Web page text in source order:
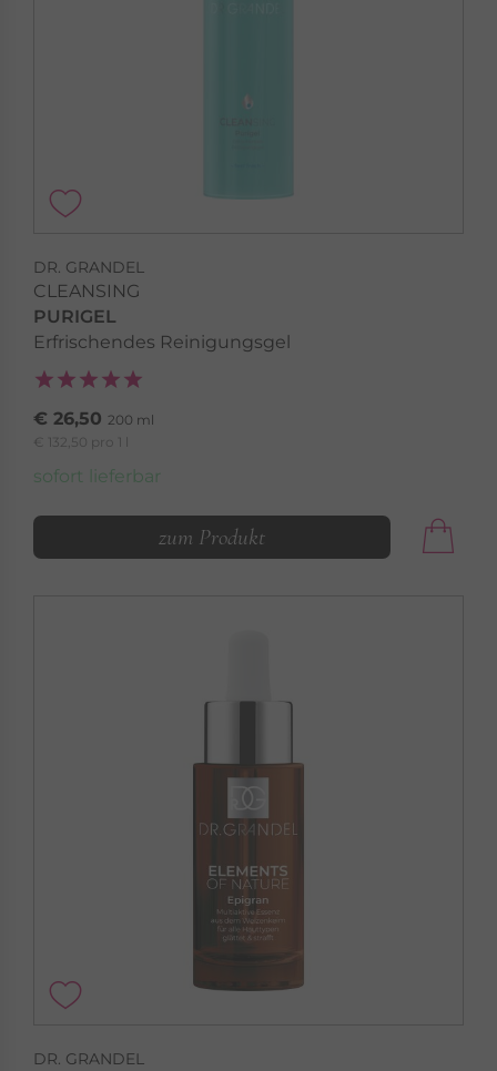
DR. GRANDEL
CLEANSING
PURIGEL
Erfrischendes Reinigungsgel
€ 26,50 200 ml
€ 132,50 pro 1 l
sofort lieferbar
zum Produkt
DR. GRANDEL